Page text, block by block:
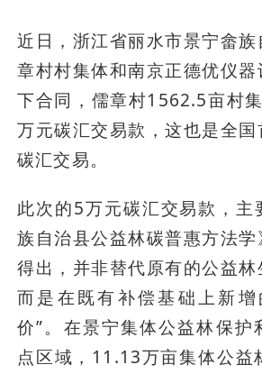
近日，浙江省丽水市景宁畲
章村村集体和南京正德优仪
下合同，儒章村1562.5亩村
万元碳汇交易款，这也是全
碳汇交易。
此次的5万元碳汇交易款，主
族自治县公益林碳普惠方法
得出，并非替代原有的公益林
而是在既有补偿基础上新增
价”。在景宁集体公益林保护
点区域，11.13万亩集体公益